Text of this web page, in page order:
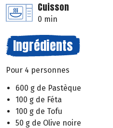
Cuisson
0 min
Ingrédients
Pour 4 personnes
600 g de Pastèque
100 g de Féta
100 g de Tofu
50 g de Olive noire